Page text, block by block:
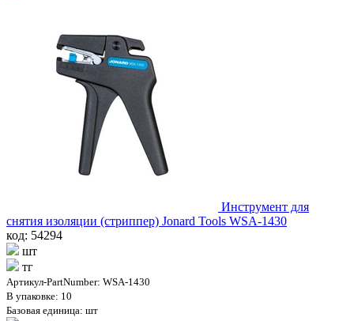
Инструмент для
снятия изоляции (стриппер) Jonard Tools WSA-1430
код: 54294
шт
тг
Артикул-PartNumber: WSA-1430
В упаковке: 10
Базовая единица: шт